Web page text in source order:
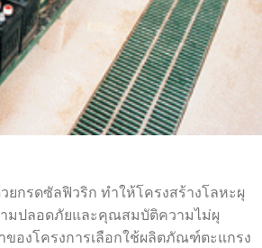
ยกรดซัลฟิวริก ทำให้โครงสร้างโลหะผุ
วามปลอดภัยและคุณสมบัติความไม่ผุ
ของโครงการเลือกใช้ผลิตภัณฑ์ตะแกรง